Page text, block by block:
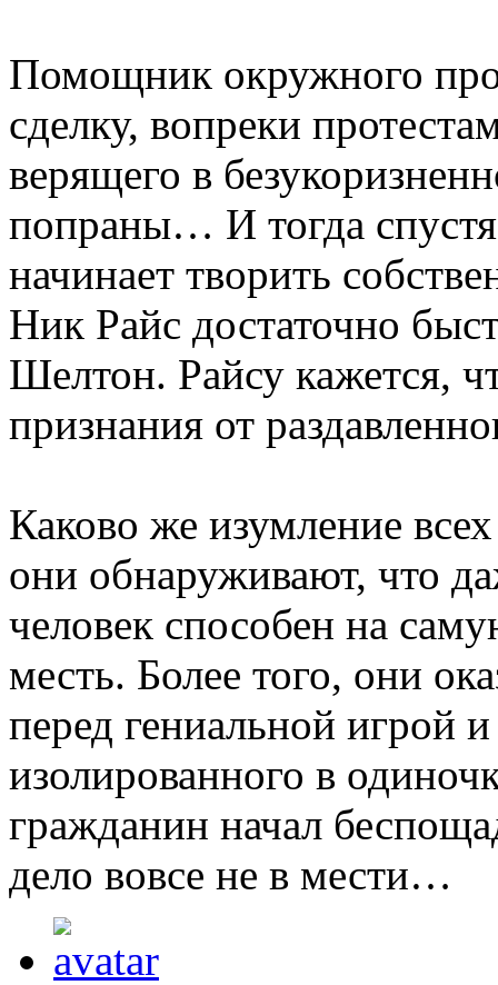
Помощник окружного
сделку, вопреки
верящего в
попраны… И тогда
начинает творить
Ник Райс достаточно
Шелтон. Райсу кажется,
признания от
Каково же изумление
они обнаруживают, что
человек способен на
месть. Более того, они
перед гениальной игрой
изолированного в
гражданин начал
дело вовсе не в мести…